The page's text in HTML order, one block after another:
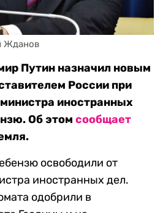
Жданов
Путин назначил новым
России при
иностранных
Об этом сообщает
освободили от
иностранных дел.
одобрили в